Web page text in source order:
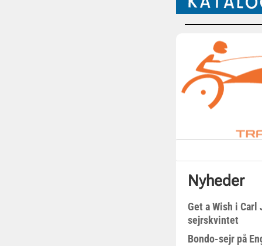
Nyheder
Get a Wish i Carl
sejrskvintet
Bondo-sejr på